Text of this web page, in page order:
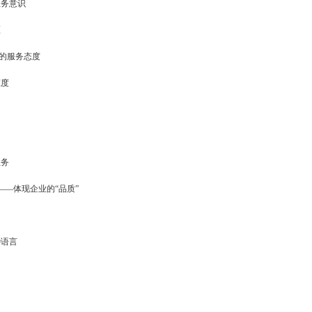
意识
服务态度
体现企业的“品质”
言